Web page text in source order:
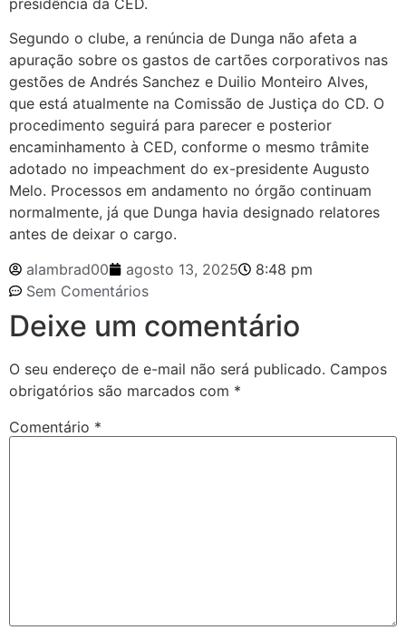
Segundo o clube, a renúncia de Dunga não afeta a
apuração sobre os gastos de cartões corporativos nas
gestões de Andrés Sanchez e Duilio Monteiro Alves,
que está atualmente na Comissão de Justiça do CD. O
procedimento seguirá para parecer e posterior
encaminhamento à CED, conforme o mesmo trâmite
adotado no impeachment do ex-presidente Augusto
Melo. Processos em andamento no órgão continuam
normalmente, já que Dunga havia designado relatores
antes de deixar o cargo.
alambrad00
agosto 13, 2025
8:48 pm
Sem Comentários
Deixe um comentário
O seu endereço de e-mail não será publicado. Campos
obrigatórios são marcados com *
Comentário *